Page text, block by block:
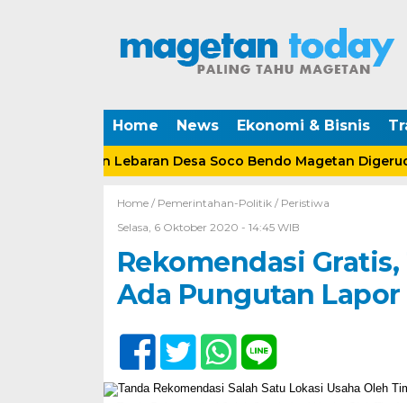
Home News Ekonomi & Bisnis
Tabungan Lebaran Desa Soco Bendo Magetan Digeruduk
Home / Pemerintahan-Politik/ Peristiwa
Selasa, 6 Oktober 2020 - 14:45 WIB
Rekomendasi
Ada Pungutan